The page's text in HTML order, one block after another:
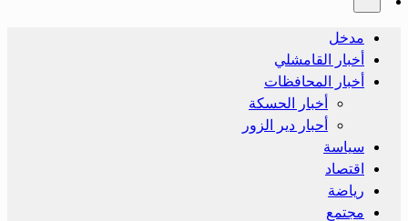
مدخل
أخبار القامشلي
أخبار المحافظات
أخبار الحسكة
أحبار دير الزور
سياسة
اقتصاد
رياضة
مجتمع